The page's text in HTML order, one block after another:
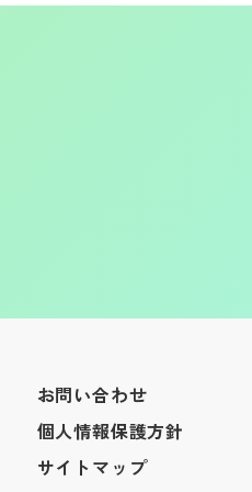
お問い合わせ
個人情報保護方針
サイトマップ